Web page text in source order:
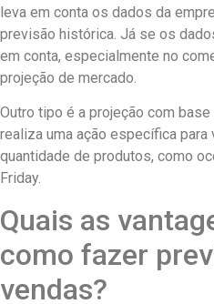
leva em conta os dados da
previsão histórica. Já se os
em conta, especialmente no
projeção de mercado.
Outro tipo é a projeção com
realiza uma ação específica para
quantidade de produtos, como
Friday.
Quais as
como fazer
vendas?